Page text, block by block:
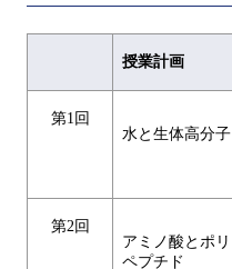
授業計画
第1回
水と生体高分子
第2回
アミノ酸とポリ
ペプチド